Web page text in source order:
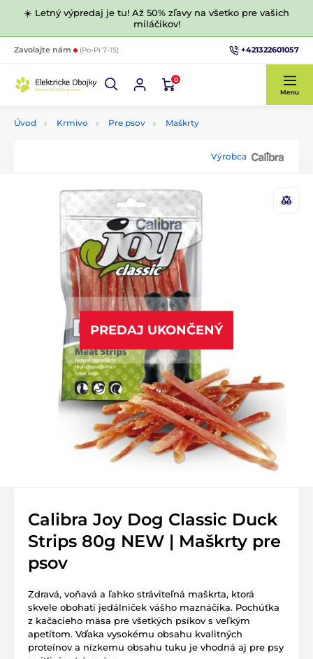
☀️ Letný výpredaj je tu! Až 50% zľavy na všetko pre vašich
miláčikov!
Zavolajte nám (Po-Pi 7-15) +421322601057
0
Menu
Úvod Krmivo Pre psov Maškrty
Výrobca
PREDAJ UKONČENÝ
Calibra Joy Dog Classic Duck
Strips 80g NEW | Maškrty pre
psov
Zdravá, voňavá a ľahko stráviteľná maškrta, ktorá
skvele obohatí jedálniček vášho maznáčika. Pochúťka
z kačacieho mäsa pre všetkých psíkov s veľkým
apetítom. Vďaka vysokému obsahu kvalitných
proteínov a nízkemu obsahu tuku je vhodná aj pre psy